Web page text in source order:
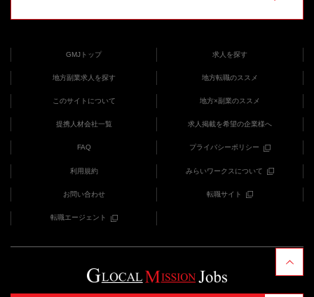
GMJトップ 求人を探す
地方副業求人を探す 地方転職のススメ
このサイトについて 地方×副業のススメ
提携人材会社一覧 求人掲載を希望の企業様へ
FAQ プライバシーポリシー
利用規約 みらいワークスについて
お問い合わせ 転職サイト
転職エージェント